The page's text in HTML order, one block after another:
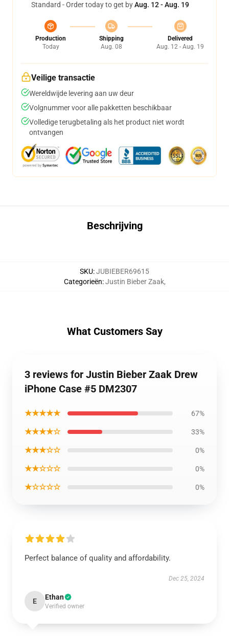
Standard - Order today to get byAug. 12 - Aug. 19
Production
Today
Shipping
Aug. 08
Delivered
Aug. 12 - Aug. 19
Veilige transactie
Wereldwijde levering aan uw deur
Volgnummer voor alle pakketten beschikbaar
Volledige terugbetaling als het product niet wordt
ontvangen
Beschrijving
SKU:JUBIEBER69615
Categorieën:Justin Bieber Zaak,
What Customers Say
3 reviews for Justin Bieber Zaak Drew
iPhone Case #5 DM2307
★★★★★ 67%
★★★★☆ 33%
★★★☆☆ 0%
★★☆☆☆ 0%
★☆☆☆☆ 0%
Perfect balance of quality and affordability.
Dec 25, 2024
E Ethan
Verified owner